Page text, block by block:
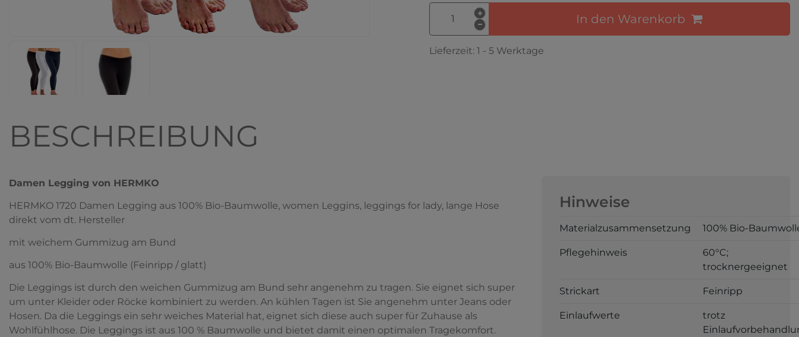
In den Warenkorb
Lieferzeit: 1 - 5 Werktage
BESCHREIBUNG
Damen Legging von HERMKO
HERMKO 1720 Damen Legging aus 100% Bio-Baumwolle, women Leggins, leggings for lady, lange Hose
direkt vom dt. Hersteller
mit weichem Gummizug am Bund
aus 100% Bio-Baumwolle (Feinripp / glatt)
Die Leggings ist durch den weichen Gummizug am Bund sehr angenehm zu tragen. Sie eignet sich super
um unter Kleider oder Röcke kombiniert zu werden. An kühlen Tagen ist Sie angenehm unter Jeans oder
Hosen. Da die Leggings ein sehr weiches Material hat, eignet sich diese auch super für Zuhause als
Wohlfühlhose. Die Leggings ist aus 100 % Baumwolle und bietet damit einen optimalen Tragekomfort.
Hinweise
Materialzusammensetzung 100% Bio-
Pflegehinweis
60°C;
trocknergeeignet
Strickart Feinripp
Einlaufwerte
trotz